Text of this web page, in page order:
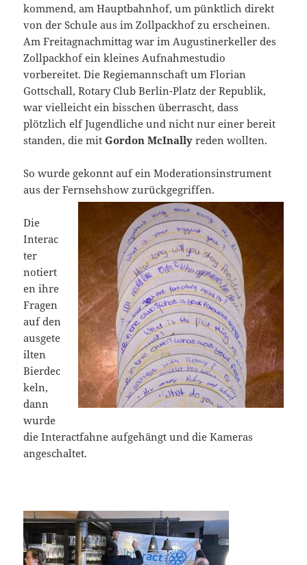
kommend, am Hauptbahnhof, um pünktlich direkt
von der Schule aus im Zollpackhof zu erscheinen.
Am Freitagnachmittag war im Augustinerkeller des
Zollpackhof ein kleines Aufnahmestudio
vorbereitet. Die Regiemannschaft um Florian
Gottschall, Rotary Club Berlin-Platz der Republik,
war vielleicht ein bisschen überrascht, dass
plötzlich elf Jugendliche und nicht nur einer bereit
standen, die mitGordon McInally reden wollten.
So wurde gekonnt auf ein Moderationsinstrument
aus der Fernsehshow zurückgegriffen.
Die
Interac
ter
notiert
en ihre
Fragen
auf den
ausgete
ilten
Bierdec
keln,
dann
wurde
die Interactfahne aufgehängt und die Kameras
angeschaltet.